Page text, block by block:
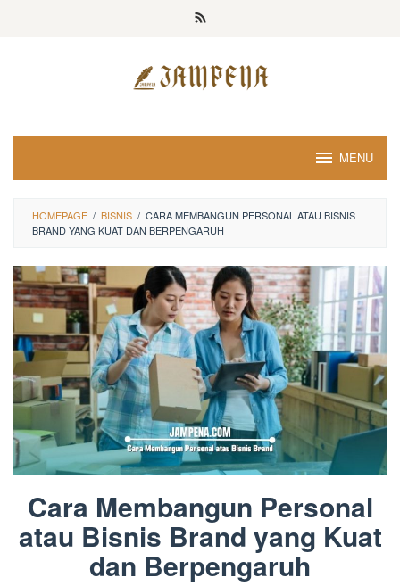
MENU
HOMEPAGE / BISNIS / CARA MEMBANGUN PERSONAL ATAU BISNIS
BRAND YANG KUAT DAN BERPENGARUH
Cara Membangun Personal
atau Bisnis Brand yang Kuat
dan Berpengaruh